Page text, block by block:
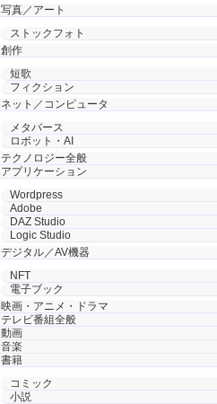
写真／アート
ストックフォト
創作
短歌
フィクション
ネット／コンピュータ
メタバース
ロボット・AI
テクノロジー全般
アプリケーション
Wordpress
Adobe
DAZ Studio
Logic Studio
デジタル／AV機器
NFT
電子ブック
映画・アニメ・ドラマ
テレビ番組全般
動画
音楽
書籍
コミック
小説